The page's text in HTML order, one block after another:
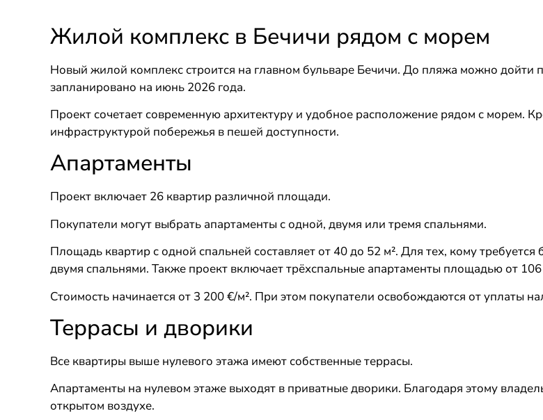
Жилой комплекс в Бечичи рядом с морем
Новый жилой комплекс строится на главном бульваре Бечичи. До пляжа можно дойти
запланировано на июнь 2026 года.
Проект сочетает современную архитектуру и удобное расположение рядом с морем.
инфраструктурой побережья в пешей доступности.
Апартаменты
Проект включает 26 квартир различной площади.
Покупатели могут выбрать апартаменты с одной, двумя или тремя спальнями.
Площадь квартир с одной спальней составляет от 40 до 52 м². Для тех, кому
двумя спальнями. Также проект включает трёхспальные апартаменты площадью от
Стоимость начинается от 3 200 €/м². При этом покупатели освобождаются от уплаты
Террасы и дворики
Все квартиры выше нулевого этажа имеют собственные террасы.
Апартаменты на нулевом этаже выходят в приватные дворики. Благодаря этому
открытом воздухе.